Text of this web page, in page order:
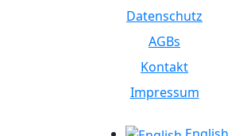
Datenschutz
AGBs
Kontakt
Impressum